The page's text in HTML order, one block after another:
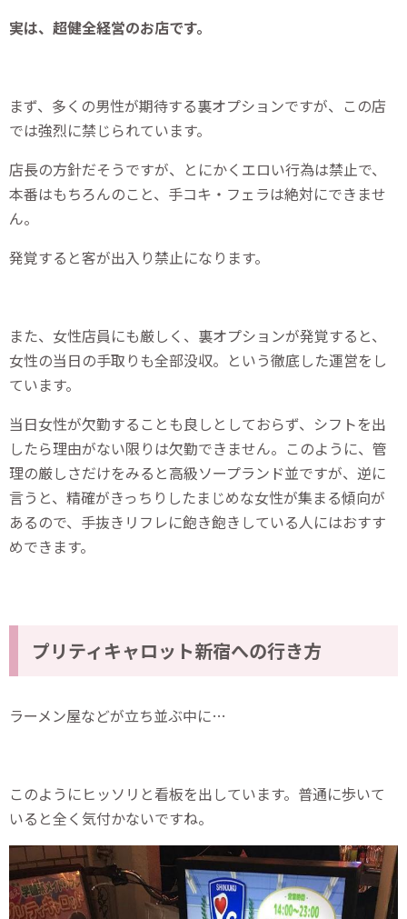
実は、超健全経営のお店です。
まず、多くの男性が期待する裏オプションですが、この店
では強烈に禁じられています。
店長の方針だそうですが、とにかくエロい行為は禁止で、
本番はもちろんのこと、手コキ・フェラは絶対にできませ
ん。
発覚すると客が出入り禁止になります。
また、女性店員にも厳しく、裏オプションが発覚すると、
女性の当日の手取りも全部没収。という徹底した運営をし
ています。
当日女性が欠勤することも良しとしておらず、シフトを出
したら理由がない限りは欠勤できません。このように、管
理の厳しさだけをみると高級ソープランド並ですが、逆に
言うと、精確がきっちりしたまじめな女性が集まる傾向が
あるので、手抜きリフレに飽き飽きしている人にはおすす
めできます。
プリティキャロット新宿への行き方
ラーメン屋などが立ち並ぶ中に…
このようにヒッソリと看板を出しています。普通に歩いて
いると全く気付かないですね。